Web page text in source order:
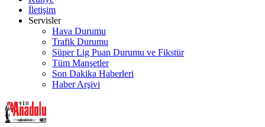
İletişim
Servisler
Hava Durumu
Trafik Durumu
Süper Lig Puan Durumu ve Fikstür
Tüm Manşetler
Son Dakika Haberleri
Haber Arşivi